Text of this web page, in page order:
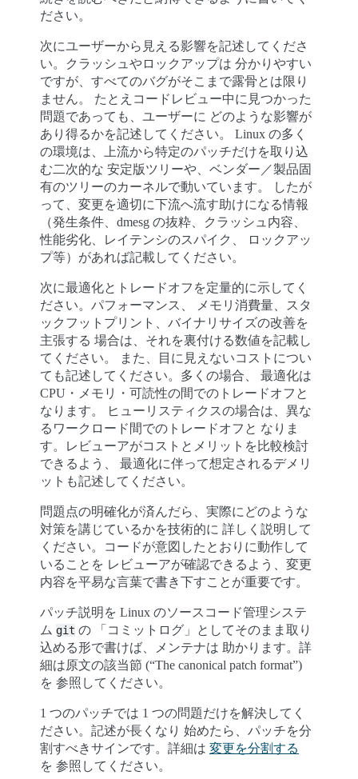
ださい。
次にユーザーから見える影響を記述してくださ
い。クラッシュやロックアップは 分かりやすい
ですが、すべてのバグがそこまで露骨とは限り
ません。 たとえコードレビュー中に見つかった
問題であっても、ユーザーに どのような影響が
あり得るかを記述してください。 Linux の多く
の環境は、上流から特定のパッチだけを取り込
む二次的な 安定版ツリーや、ベンダー／製品固
有のツリーのカーネルで動いています。 したが
って、変更を適切に下流へ流す助けになる情報
（発生条件、dmesg の抜粋、クラッシュ内容、
性能劣化、レイテンシのスパイク、 ロックアッ
プ等）があれば記載してください。
次に最適化とトレードオフを定量的に示してく
ださい。パフォーマンス、 メモリ消費量、スタ
ックフットプリント、バイナリサイズの改善を
主張する 場合は、それを裏付ける数値を記載し
てください。 また、目に見えないコストについ
ても記述してください。多くの場合、 最適化は
CPU・メモリ・可読性の間でのトレードオフと
なります。 ヒューリスティクスの場合は、異な
るワークロード間でのトレードオフと なりま
す。レビューアがコストとメリットを比較検討
できるよう、 最適化に伴って想定されるデメリ
ットも記述してください。
問題点の明確化が済んだら、実際にどのような
対策を講じているかを技術的に 詳しく説明して
ください。コードが意図したとおりに動作して
いることを レビューアが確認できるよう、変更
内容を平易な言葉で書き下すことが重要です。
パッチ説明を Linux のソースコード管理システ
ム git の 「コミットログ」としてそのまま取り
込める形で書けば、メンテナは 助かります。詳
細は原文の該当節 (“The canonical patch format”)
を 参照してください。
1 つのパッチでは 1 つの問題だけを解決してく
ださい。記述が長くなり 始めたら、パッチを分
割すべきサインです。詳細は 変更を分割する
を 参照してください。